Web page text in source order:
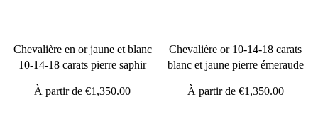
Chevalière en or jaune et blanc
10-14-18 carats pierre saphir
À partir de€1,350.00
Chevalière or 10-14-18 carats
blanc et jaune pierre émeraude
À partir de €1,350.00